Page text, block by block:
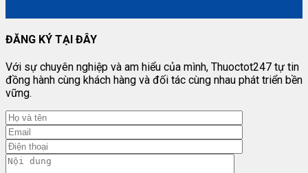
ĐĂNG KÝ TẠI ĐÂY
Với sự chuyên nghiệp và am hiểu của mình, Thuoctot247 tự tin
đồng hành cùng khách hàng và đối tác cùng nhau phát triển bền
vững.